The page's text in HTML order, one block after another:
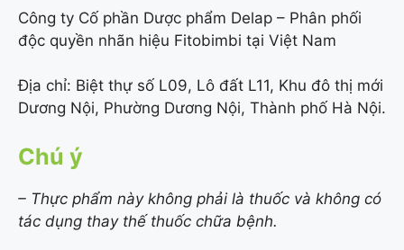
Công ty Cố phần Dược phẩm Delap – Phân phối
độc quyền nhãn hiệu Fitobimbi tại Việt Nam
Địa chỉ: Biệt thự số L09, Lô đất L11, Khu đô thị mới
Dương Nội, Phường Dương Nội, Thành phố Hà Nội.
Chú ý
– Thực phẩm này không phải là thuốc và không có
tác dụng thay thế thuốc chữa bệnh.